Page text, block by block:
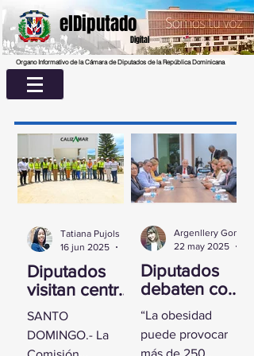
elDiputado
Digital
Organo Informativo de la Cámara de Diputados de la República Dominicana
Diputados
visitan centro
UASD La
Romana para
conocer
SANTO
DOMINGO.- La
Tatiana Pujols
16 jun 2025
Diputados
debaten con
experta
sobre la
obesidad
“La obesidad
puede provocar
más de 250
22 may 2025